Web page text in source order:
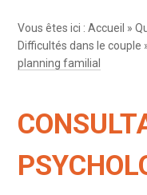
Vous êtes ici :Accueil »
Difficultés dans le couple
planning familial